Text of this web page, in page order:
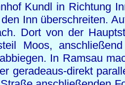
Kundl in Richtung
Inn überschreiten.
Dort von der
Moos,
In Ramsau
geradeaus-direkt